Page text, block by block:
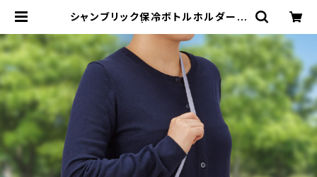
シャンブリック保冷ボトルホルダーサ
促 ミスターギフト